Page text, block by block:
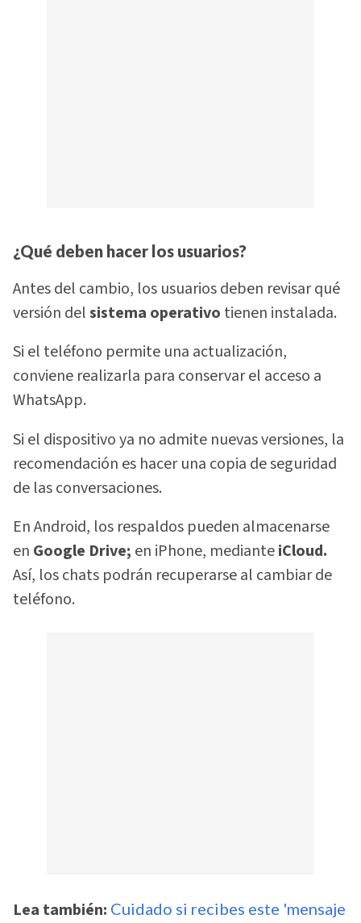
¿Qué deben hacer los usuarios?
Antes del cambio, los usuarios deben revisar qué
versión delsistema operativo tienen instalada.
Si el teléfono permite una actualización,
conviene realizarla para conservar el acceso a
WhatsApp.
Si el dispositivo ya no admite nuevas versiones, la
recomendación es hacer una copia de seguridad
de las conversaciones.
En Android, los respaldos pueden almacenarse
en Google Drive; en iPhone, medianteiCloud.
Así, los chats podrán recuperarse al cambiar de
teléfono.
Lea también: Cuidado si recibes este 'mensaje